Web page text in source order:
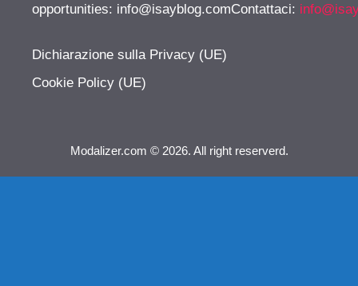
opportunities: info@isayblog.comContattaci:
Dichiarazione sulla Privacy (UE)
Cookie Policy (UE)
Modalizer.com © 2026. All right reserverd.